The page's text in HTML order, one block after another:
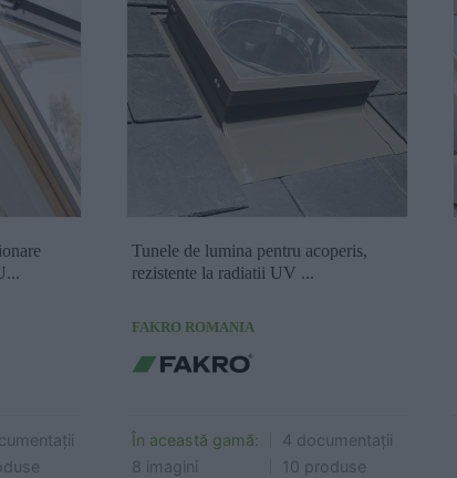
Cere ofertă
Tunele de lumina pentru acoperis,
rezistente la radiatii UV ...
FAKRO ROMANIA
În această gamă:
4 documentații
8 imagini
10 produse